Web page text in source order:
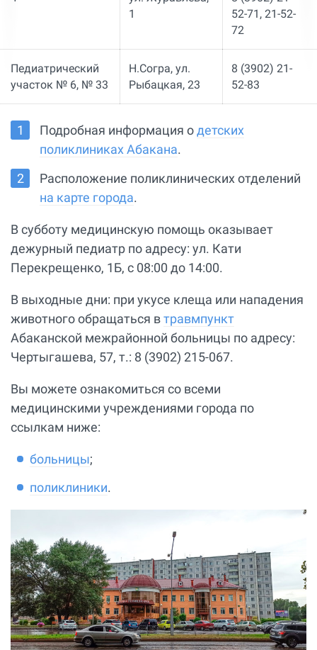
1
52-71, 21-52-
72
Педиатрический
участок № 6, № 33
Н.Согра, ул.
Рыбацкая, 23
8 (3902) 21-
52-83
Подробная информация одетских
поликлиниках Абакана.
Расположение поликлинических отделений
на карте города.
В субботу медицинскую помощь оказывает
дежурный педиатр по адресу: ул. Кати
Перекрещенко, 1Б, с 08:00 до 14:00.
В выходные дни: при укусе клеща или нападения
животного обращаться втравмпункт
Абаканской межрайонной больницы по адресу:
Чертыгашева, 57, т.: 8 (3902) 215-067.
Вы можете ознакомиться со всеми
медицинскими учреждениями города по
ссылкам ниже:
больницы;
поликлиники.